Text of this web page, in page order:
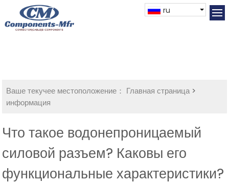
ru
Ваше текучее местоположение： Главная страница>
информация
Что такое водонепроницаемый
силовой разъем? Каковы его
функциональные характеристики?